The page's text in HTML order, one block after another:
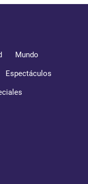
Mundo
Espectáculos